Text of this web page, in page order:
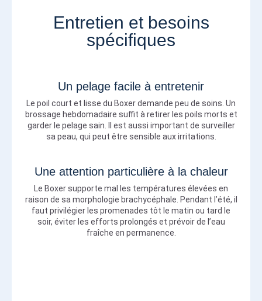
Entretien et besoins
spécifiques
Un pelage facile à entretenir
Le poil court et lisse du Boxer demande peu de soins. Un
brossage hebdomadaire suffit à retirer les poils morts et
garder le pelage sain. Il est aussi important de surveiller
sa peau, qui peut être sensible aux irritations.
Une attention particulière à la chaleur
Le Boxer supporte mal les températures élevées en
raison de sa morphologie brachycéphale. Pendant l’été, il
faut privilégier les promenades tôt le matin ou tard le
soir, éviter les efforts prolongés et prévoir de l’eau
fraîche en permanence.